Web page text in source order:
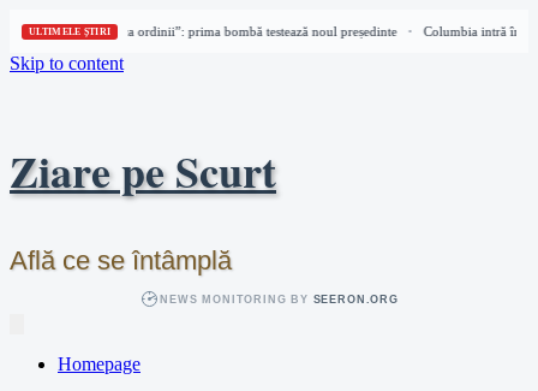
ULTIMELE ȘTIRI
intră în „epoca ordinii”: prima bombă testează noul președinte Columbia intră în
Skip to content
Ziare pe Scurt
Află ce se întâmplă
NEWS MONITORING BY SEERON.ORG
Homepage